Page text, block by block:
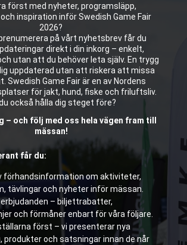
först med nyheter, programsläpp,
inspiration inför Swedish Game Fair
2026?
på vårt nyhetsbrev får du
direkt i din inkorg – enkelt,
utan att du behöver leta själv. En trygg
uppdaterad utan att riskera att missa
Swedish Game Fair är en av Nordens
för jakt, hund, fiske och friluftsliv.
också hålla dig steget före?
– och följ med oss hela vägen fram till
mässan!
får du:
förhandsinformation om aktiviteter,
tävlingar och nyheter inför mässan.
erbjudanden – biljettrabatter,
och förmåner enbart för våra följare.
först – vi presenterar nya
produkter och satsningar innan de når